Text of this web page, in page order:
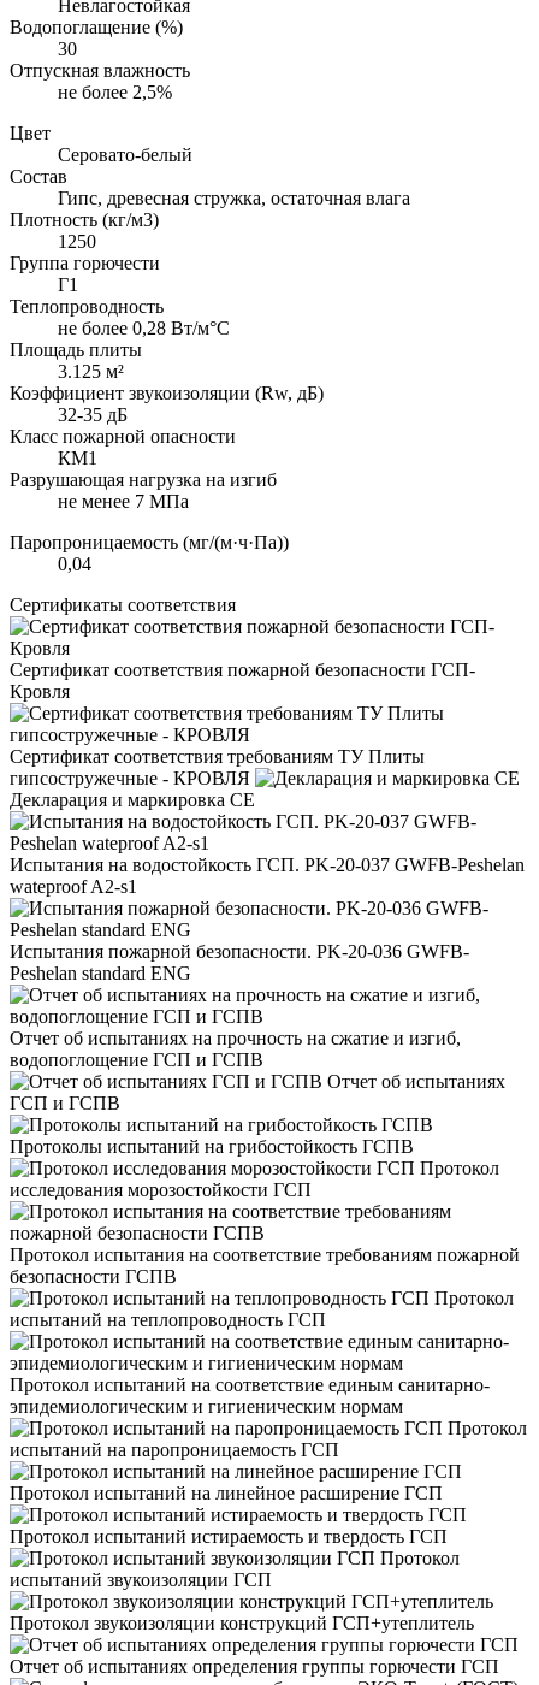
Невлагостойкая
Водопоглащение (%)
30
Отпускная влажность
не более 2,5%
Цвет
Серовато-белый
Состав
Гипс, древесная стружка, остаточная влага
Плотность (кг/м3)
1250
Группа горючести
Г1
Теплопроводность
не более 0,28 Вт/м°С
Площадь плиты
3.125 м²
Коэффициент звукоизоляции (Rw, дБ)
32-35 дБ
Класс пожарной опасности
КМ1
Разрушающая нагрузка на изгиб
не менее 7 МПа
Паропроницаемость (мг/(м·ч·Па))
0,04
Сертификаты соответствия
Сертификат соответствия пожарной безопасности ГСП-
Кровля
Сертификат соответствия требованиям ТУ Плиты
гипсостружечные - КРОВЛЯ
Декларация и маркировка CE
Испытания на водостойкость ГСП. PK-20-037 GWFB-Peshelan
wateproof A2-s1
Испытания пожарной безопасности. PK-20-036 GWFB-
Peshelan standard ENG
Отчет об испытаниях на прочность на сжатие и изгиб,
водопоглощение ГСП и ГСПВ
Отчет об испытаниях
ГСП и ГСПВ
Протоколы испытаний на грибостойкость ГСПВ
Протокол
исследования морозостойкости ГСП
Протокол испытания на соответствие требованиям пожарной
безопасности ГСПВ
Протокол
испытаний на теплопроводность ГСП
Протокол испытаний на соответствие единым санитарно-
эпидемиологическим и гигиеническим нормам
Протокол
испытаний на паропроницаемость ГСП
Протокол испытаний на линейное расширение ГСП
Протокол испытаний истираемость и твердость ГСП
Протокол
испытаний звукоизоляции ГСП
Протокол звукоизоляции конструкций ГСП+утеплитель
Отчет об испытаниях определения группы горючести ГСП